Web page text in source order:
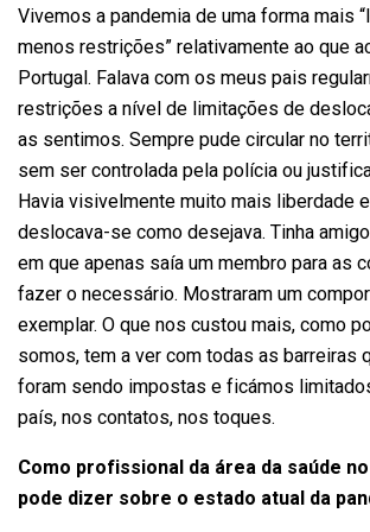
Vivemos a pandemia de uma forma mais
menos restrições” relativamente ao que
Portugal. Falava com os meus pais
restrições a nível de limitações de
as sentimos. Sempre pude circular no
sem ser controlada pela polícia ou
Havia visivelmente muito mais liberdade
deslocava-se como desejava. Tinha
em que apenas saía um membro para as
fazer o necessário. Mostraram um
exemplar. O que nos custou mais, como
somos, tem a ver com todas as barreiras
foram sendo impostas e ficámos
país, nos contatos, nos toques.
Como profissional da área da saúde
pode dizer sobre o estado atual da